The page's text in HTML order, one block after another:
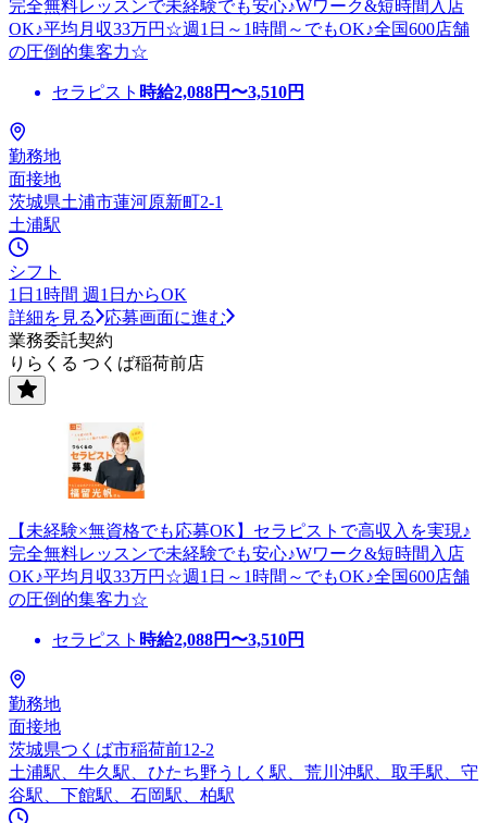
完全無料レッスンで未経験でも安心♪Wワーク&短時間入店
OK♪平均月収33万円☆週1日～1時間～でもOK♪全国600店舗
の圧倒的集客力☆
セラピスト 時給2,088円〜3,510円
勤務地
面接地
茨城県土浦市蓮河原新町2-1
土浦駅
シフト
1日1時間 週1日からOK
詳細を見る
応募画面に進む
業務委託契約
りらくる つくば稲荷前店
【未経験×無資格でも応募OK】セラピストで高収入を実現♪
完全無料レッスンで未経験でも安心♪Wワーク&短時間入店
OK♪平均月収33万円☆週1日～1時間～でもOK♪全国600店舗
の圧倒的集客力☆
セラピスト 時給2,088円〜3,510円
勤務地
面接地
茨城県つくば市稲荷前12-2
土浦駅、牛久駅、ひたち野うしく駅、荒川沖駅、取手駅、守
谷駅、下館駅、石岡駅、柏駅